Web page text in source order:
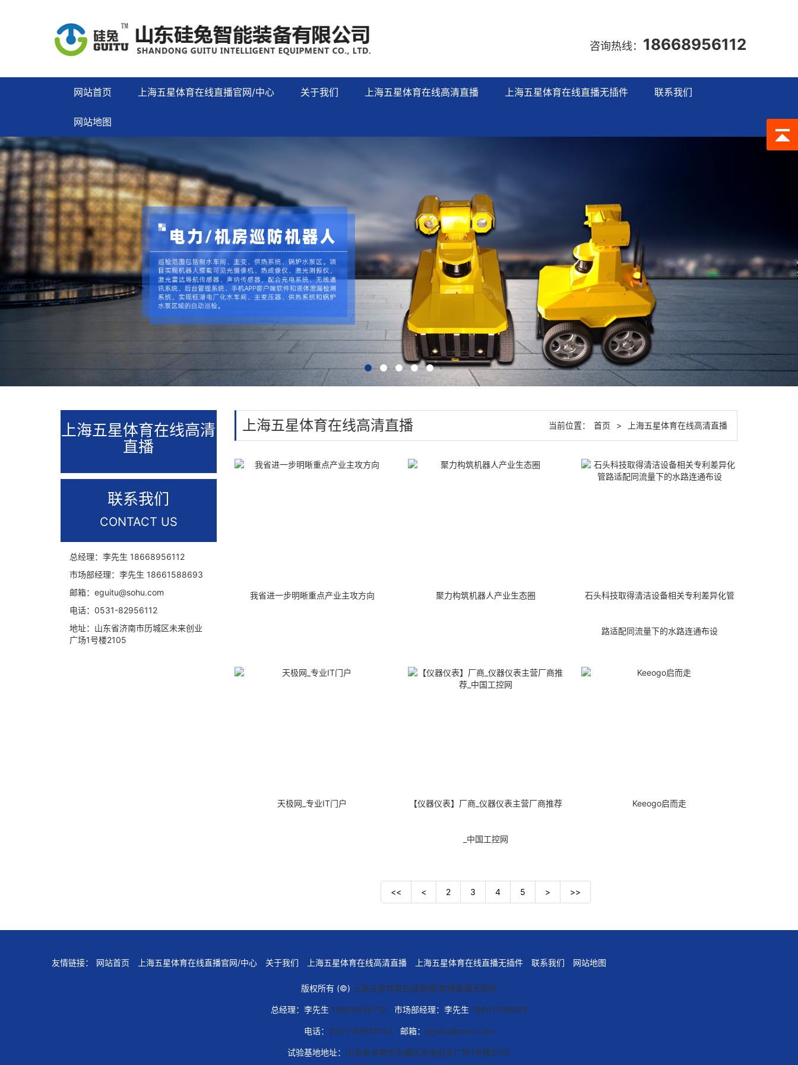
咨询热线： 18668956112
网站首页 上海五星体育在线直播官网/中心 关于我们 上海五星体育在线高清直播 上海五星体育在线直播无插件 联系我们
网站地图
上海五星体育在线高清
直播
联系我们
CONTACT US
总经理：李先生 18668956112
市场部经理：李先生 18661588693
邮箱： eguitu@sohu.com
电话： 0531-82956112
地址： 山东省济南市历城区未来创业
广场1号楼2105
上海五星体育在线高清直播 当前位置： 首页 > 上海五星体育在线高清直播
我省进一步明晰重点产业主攻方向 聚力构筑机器人产业生态圈 石头科技取得清洁设备相关专利差异化管
路适配同流量下的水路连通布设
天极网_专业IT门户 【仪器仪表】厂商_仪器仪表主营厂商推荐
_中国工控网
Keeogo启而走
<< < 2 3 4 5 > >>
友情链接： 网站首页 上海五星体育在线直播官网/中心 关于我们 上海五星体育在线高清直播 上海五星体育在线直播无插件 联系我们 网站地图
版权所有 (©) 上海五星体育在线直播|官网直播无插件
总经理：李先生 18668956112市场部经理：李先生 18661588693
电话： 0531-82956112邮箱： eguitu@sohu.com
试验基地地址： 山东省济南市历城区未来创业广场1号楼2105